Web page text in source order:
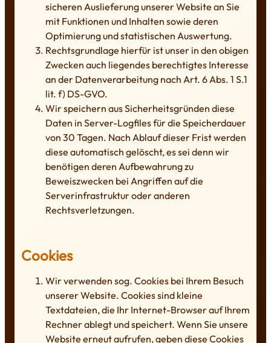
sicheren Auslieferung unserer Website an Sie
mit Funktionen und Inhalten sowie deren
Optimierung und statistischen Auswertung.
Rechtsgrundlage hierfür ist unser in den obigen
Zwecken auch liegendes berechtigtes Interesse
an der Datenverarbeitung nach Art. 6 Abs. 1 S.1
lit. f) DS-GVO.
Wir speichern aus Sicherheitsgründen diese
Daten in Server-Logfiles für die Speicherdauer
von 30 Tagen. Nach Ablauf dieser Frist werden
diese automatisch gelöscht, es sei denn wir
benötigen deren Aufbewahrung zu
Beweiszwecken bei Angriffen auf die
Serverinfrastruktur oder anderen
Rechtsverletzungen.
Cookies
Wir verwenden sog. Cookies bei Ihrem Besuch
unserer Website. Cookies sind kleine
Textdateien, die Ihr Internet-Browser auf Ihrem
Rechner ablegt und speichert. Wenn Sie unsere
Website erneut aufrufen, geben diese Cookies